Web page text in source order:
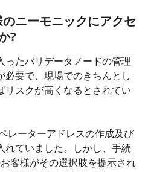
ニーモニックにアクセ
?
ったバリデータノードの管理
必要で、現場でのきちんとし
リスクが高くなるとされてい
レーターアドレスの作成及び
れていました。しかし、手続
客様がその選択肢を提示され